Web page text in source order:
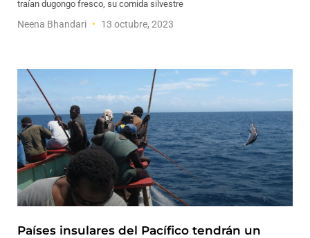
traían dugongo fresco, su comida silvestre
Neena Bhandari 13 octubre, 2023
Países insulares del Pacífico tendrán un